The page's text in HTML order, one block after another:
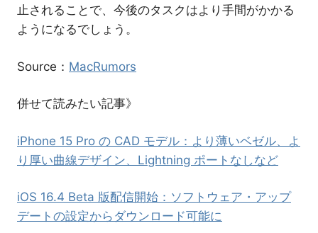
止されることで、今後のタスクはより手間がかかる
ようになるでしょう。
Source： MacRumors
併せて読みたい記事》
iPhone 15 Pro の CAD モデル：より薄いベゼル、よ
り厚い曲線デザイン、Lightning ポートなしなど
iOS 16.4 Beta 版配信開始：ソフトウェア・アップ
デートの設定からダウンロード可能に